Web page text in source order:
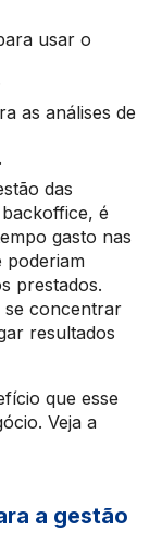
usar o
as análises de
das
é
gasto nas
poderiam
prestados.
se concentrar
resultados
que esse
Veja a
a gestão